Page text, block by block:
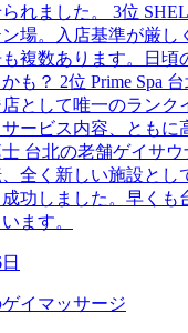
れました。 3位
場。入店基準が厳し
複数あります。日頃
も？ 2位 Prime Spa
として唯一のランク
ービス内容、ともに
台北の老舗ゲイサウ
、全く新しい施設とし
功しました。早くも
ます。
イマッサージ